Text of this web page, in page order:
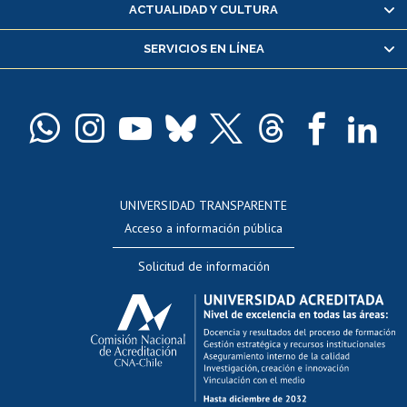
Servicio médico y dental
Pago de arancel y crédito alumnos
Docentes
Evaluación docente
Calificación académica
Postulación al AUCAI
Funcionarias/os
Cursos internos de capacitación
ACTUALIDAD Y CULTURA
SERVICIOS EN LÍNEA
UNIVERSIDAD TRANSPARENTE
Acceso a información pública
Solicitud de información